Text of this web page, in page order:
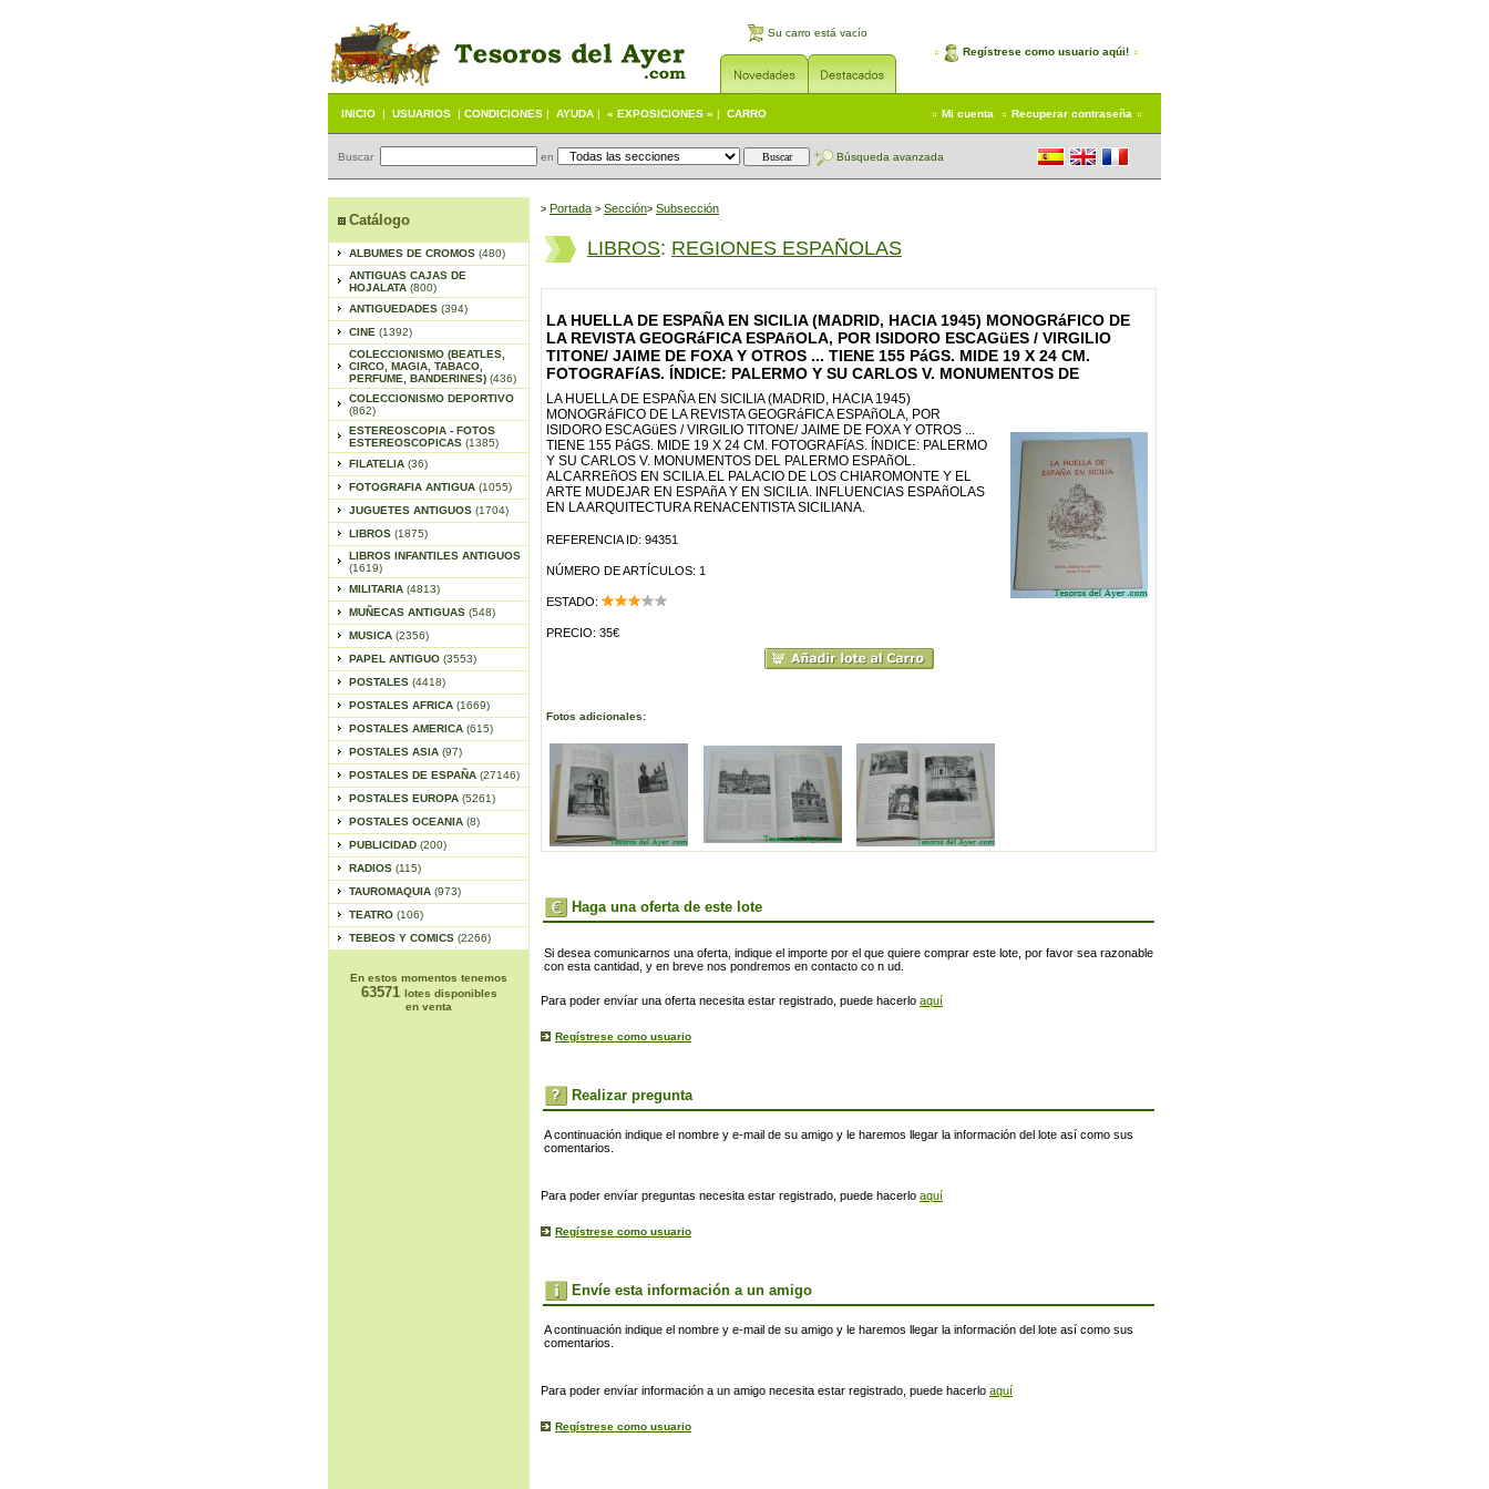
Su carro está vacío
Regístrese como usuario aqúi!
INICIO | USUARIOS | CONDICIONES | AYUDA | « EXPOSICIONES » | CARRO Mi cuenta Recuperar contraseña
Buscar en Búsqueda avanzada
Catálogo
ALBUMES DE CROMOS (480)
ANTIGUAS CAJAS DE
HOJALATA (800)
ANTIGUEDADES (394)
CINE (1392)
COLECCIONISMO (BEATLES,
CIRCO, MAGIA, TABACO,
PERFUME, BANDERINES) (436)
COLECCIONISMO DEPORTIVO
(862)
ESTEREOSCOPIA - FOTOS
ESTEREOSCOPICAS (1385)
FILATELIA (36)
FOTOGRAFIA ANTIGUA (1055)
JUGUETES ANTIGUOS (1704)
LIBROS (1875)
LIBROS INFANTILES ANTIGUOS
(1619)
MILITARIA (4813)
MUÑECAS ANTIGUAS (548)
MUSICA (2356)
PAPEL ANTIGUO (3553)
POSTALES (4418)
POSTALES AFRICA (1669)
POSTALES AMERICA (615)
POSTALES ASIA (97)
POSTALES DE ESPAÑA (27146)
POSTALES EUROPA (5261)
POSTALES OCEANIA (8)
PUBLICIDAD (200)
RADIOS (115)
TAUROMAQUIA (973)
TEATRO (106)
TEBEOS Y COMICS (2266)
En estos momentos tenemos
63571 lotes disponibles
en venta
> Portada > Sección> Subsección
LIBROS: REGIONES ESPAÑOLAS
LA HUELLA DE ESPAÑA EN SICILIA (MADRID, HACIA 1945) MONOGRáFICO DE
LA REVISTA GEOGRáFICA ESPAñOLA, POR ISIDORO ESCAGüES / VIRGILIO
TITONE/ JAIME DE FOXA Y OTROS ... TIENE 155 PáGS. MIDE 19 X 24 CM.
FOTOGRAFíAS. ÍNDICE: PALERMO Y SU CARLOS V. MONUMENTOS DE
LA HUELLA DE ESPAÑA EN SICILIA (MADRID, HACIA 1945)
MONOGRáFICO DE LA REVISTA GEOGRáFICA ESPAñOLA, POR
ISIDORO ESCAGüES / VIRGILIO TITONE/ JAIME DE FOXA Y OTROS ...
TIENE 155 PáGS. MIDE 19 X 24 CM. FOTOGRAFíAS. ÍNDICE: PALERMO
Y SU CARLOS V. MONUMENTOS DEL PALERMO ESPAñOL.
ALCARREñOS EN SCILIA.EL PALACIO DE LOS CHIAROMONTE Y EL
ARTE MUDEJAR EN ESPAñA Y EN SICILIA. INFLUENCIAS ESPAñOLAS
EN LA ARQUITECTURA RENACENTISTA SICILIANA.
REFERENCIA ID: 94351
NÚMERO DE ARTÍCULOS: 1
ESTADO:
PRECIO: 35€
Fotos adicionales:
Haga una oferta de este lote
Si desea comunicarnos una oferta, indique el importe por el que quiere comprar este lote, por favor sea razonable
con esta cantidad, y en breve nos pondremos en contacto co n ud.
Para poder envíar una oferta necesita estar registrado, puede hacerlo aquí
Regístrese como usuario
Realizar pregunta
A continuación indique el nombre y e-mail de su amigo y le haremos llegar la información del lote así como sus
comentarios.
Para poder envíar preguntas necesita estar registrado, puede hacerlo aquí
Regístrese como usuario
Envíe esta información a un amigo
A continuación indique el nombre y e-mail de su amigo y le haremos llegar la información del lote así como sus
comentarios.
Para poder envíar información a un amigo necesita estar registrado, puede hacerlo aquí
Regístrese como usuario